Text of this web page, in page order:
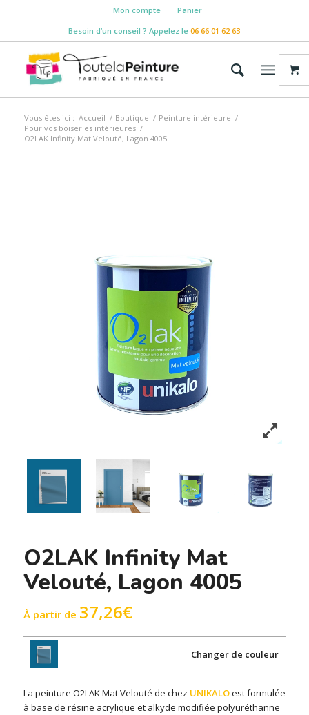
Mon compte
Panier
Besoin d‘un conseil ? Appelez le06 66 01 62 63
Vous êtes ici : Accueil / Boutique / Peinture intérieure /
Pour vos boiseries intérieures /
O2LAK Infinity Mat Velouté, Lagon 4005
O2LAK Infinity Mat
Velouté, Lagon 4005
À partir de 37,26€
Changer de couleur
La peinture O2LAK Mat Velouté de chez UNIKALOest formulée
à base de résine acrylique et alkyde modifiée polyuréthanne